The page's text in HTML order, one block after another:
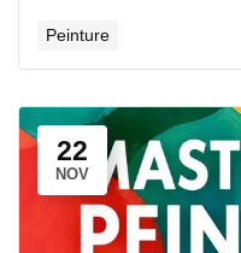
Peinture
22
NOV